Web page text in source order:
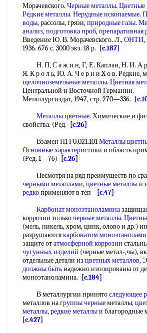
Морачевского. Черные металлы. Цветные
Редкие металлы. Нерудные ископаемые.
воды, рассолы, грязи,природные газы.
анализ,подготовка проб,препаративная
Введение Ю. В. Морачевского. Л.,ОНТИ,
1936. 676 с. 3000 экз. 18 р.
[c.187]
Н. П, С а ж и н, Г, Е. Каплан, Н. И. А р
Я. К р о л ь, Ю. А. Ч е р н и X о в. Редкие,
щелочноземельные металлы. Цветная
Центральной и Восточной Германии.
Металлургиздат, 1947, стр. 270—336.
Металлы цветные. Химические и
свойства. (Ред.
[c.26]
Взамен Н1 Г0.021.101Металлы
Основные характеристики и область
(Ред. 1—76)
[c.26]
Несмотря на ряд преимуществ по
черными металлами,цветные металлыи
редкоприменяют в теп-
[c.47]
Карбонат моноэтаноламина
коррозии толькочерные металлы.
(мель, никель, хром, цинк, олово и др.)
разрушаютсякарбонатом
защите отатмосферной коррозии
чугунных изделий (черные метал-,чы),
отдельные детали из цветных металлов,
должны бытьнадежно изолированы от
моноэтаноламина.
[c.184]
В металлургии принятоследующее
металлов нагруппы черныеметаллы,
металлы,редкие металлыи благородные
[c.427]